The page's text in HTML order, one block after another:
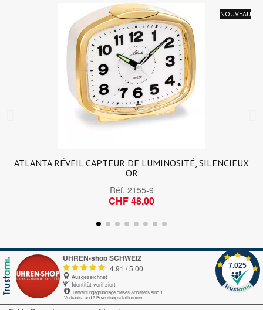
NOUVEAU
ATLANTA RÉVEIL CAPTEUR DE LUMINOSITÉ, SILENCIEUX
OR
Réf. 2155-9
CHF 48,00
UHREN-shop SCHWEIZ
4.91 /5.00
Ausgezeichnet
Identität verifiziert
Bewertungsgrundlage dieses Anbieters sind 1
Verkaufs- und 6 Bewertungsplattformen
7.025